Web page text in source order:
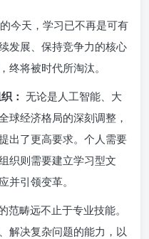
今天，学习已不再是可有
发展、保持竞争力的核心
终将被时代所淘汰。
： 无论是人工智能、大
球经济格局的深刻调整，
出了更高要求。个人需要
织则需要建立学习型文
并引领变革。
范畴远不止于专业技能。
解决复杂问题的能力，以